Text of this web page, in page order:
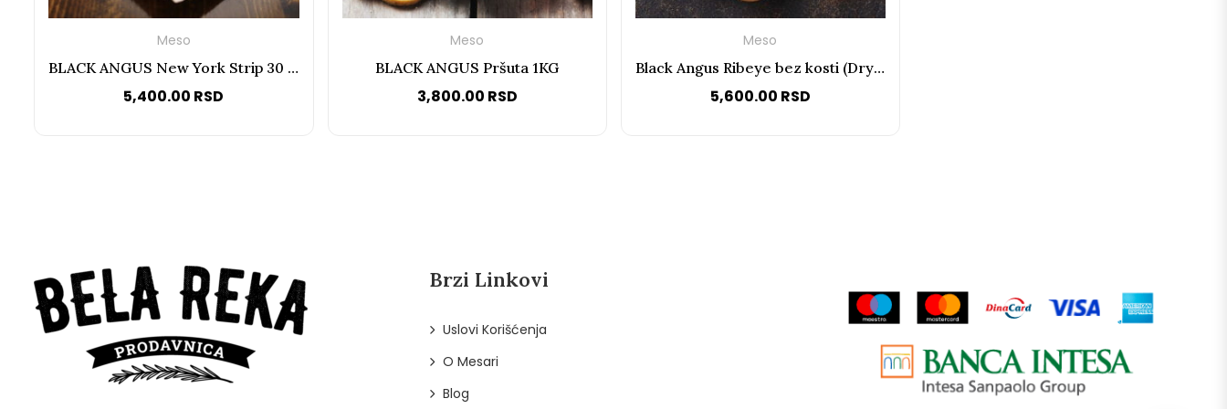
Meso
BLACK ANGUS New York Strip 30 dana 1kg
5,400.00 RSD
Meso
BLACK ANGUS Pršuta 1KG
3,800.00 RSD
Meso
Black Angus Ribeye bez kosti (Dry aged 45 dana) 1kg
5,600.00 RSD
Brzi Linkovi
Uslovi Korišćenja
O Mesari
Blog